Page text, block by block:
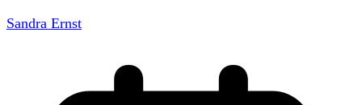
Sandra Ernst